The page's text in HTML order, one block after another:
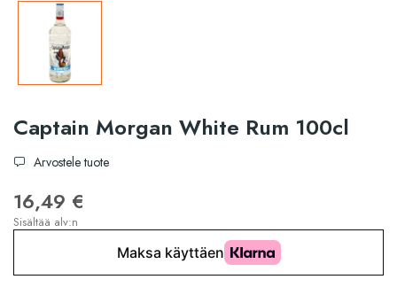
Captain Morgan White Rum 100cl
Arvostele tuote
16,49 €
Sisältää alv:n